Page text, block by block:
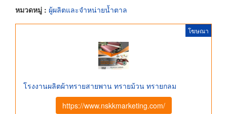
หมวดหมู่ : ผู้ผลิตและจำหน่ายน้ำตาล
โฆษณา
โรงงานผลิตผ้าทรายสายพาน ทรายม้วน ทรายกลม
https://www.nskkmarketing.com/